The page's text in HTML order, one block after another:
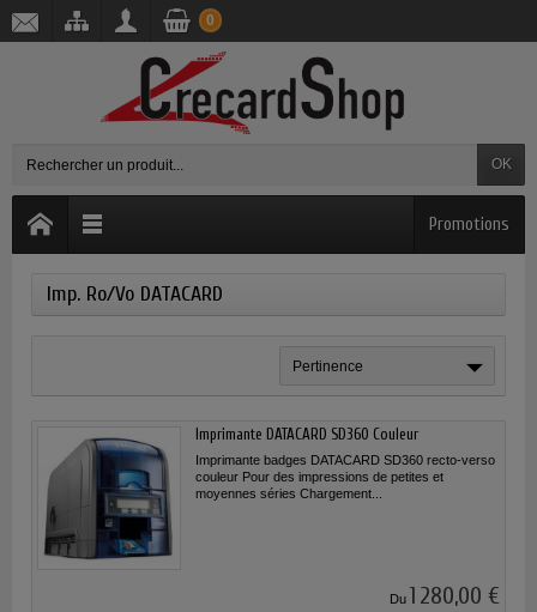
OK
0
Promotions
Imp. Ro/Vo DATACARD
Pertinence
Imprimante DATACARD SD360 Couleur
Imprimante badges DATACARD SD360 recto-verso
couleur Pour des impressions de petites et
moyennes séries Chargement...
Du 1 280,00 €